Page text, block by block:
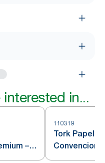
in...
– 3
110319
Tork Papel
“Aquatube”